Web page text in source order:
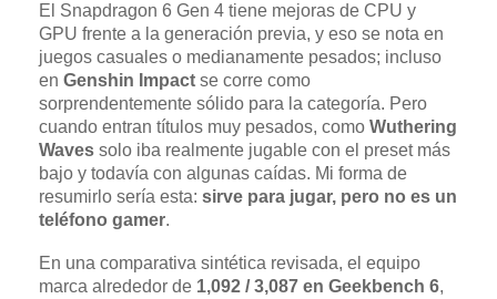
El Snapdragon 6 Gen 4 tiene mejoras de CPU y
GPU frente a la generación previa, y eso se nota en
juegos casuales o medianamente pesados; incluso
en Genshin Impact se corre como
sorprendentemente sólido para la categoría. Pero
cuando entran títulos muy pesados, como Wuthering
Waves solo iba realmente jugable con el preset más
bajo y todavía con algunas caídas. Mi forma de
resumirlo sería esta: sirve para jugar, pero no es un
teléfono gamer.
En una comparativa sintética revisada, el equipo
marca alrededor de 1,092 / 3,087 en Geekbench 6,